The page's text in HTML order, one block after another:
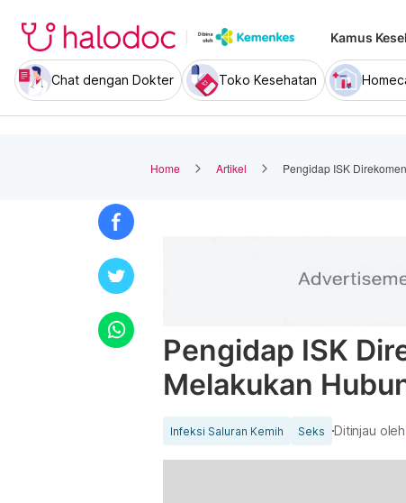
Kamus
Chat dengan Dokter Toko Kesehatan
Home Artikel Pengidap ISK
Pengidap ISK
Melakukan
Infeksi Saluran Kemih Seks Ditinjau